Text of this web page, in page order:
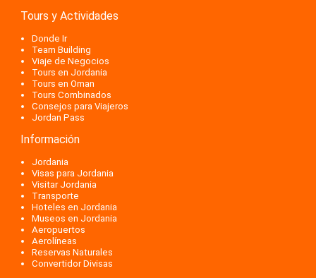
Tours y Actividades
Donde Ir
Team Building
Viaje de Negocios
Tours en Jordania
Tours en Oman
Tours Combinados
Consejos para Viajeros
Jordan Pass
Información
Jordania
Visas para Jordania
Visitar Jordania
Transporte
Hoteles en Jordania
Museos en Jordania
Aeropuertos
Aerolíneas
Reservas Naturales
Convertidor Divisas